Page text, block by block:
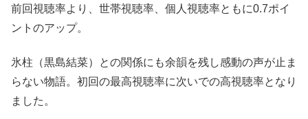
前回視聴率より、世帯視聴率、個人視聴率ともに0.7ポイ
ントのアップ。
氷柱（黒島結菜）との関係にも余韻を残し感動の声が止ま
らない物語。初回の最高視聴率に次いでの高視聴率となり
ました。